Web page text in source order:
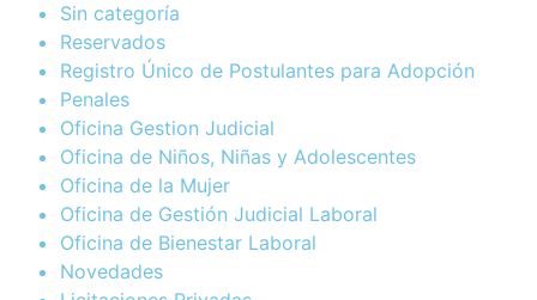
Sin categoría
Reservados
Registro Único de Postulantes para Adopción
Penales
Oficina Gestion Judicial
Oficina de Niños, Niñas y Adolescentes
Oficina de la Mujer
Oficina de Gestión Judicial Laboral
Oficina de Bienestar Laboral
Novedades